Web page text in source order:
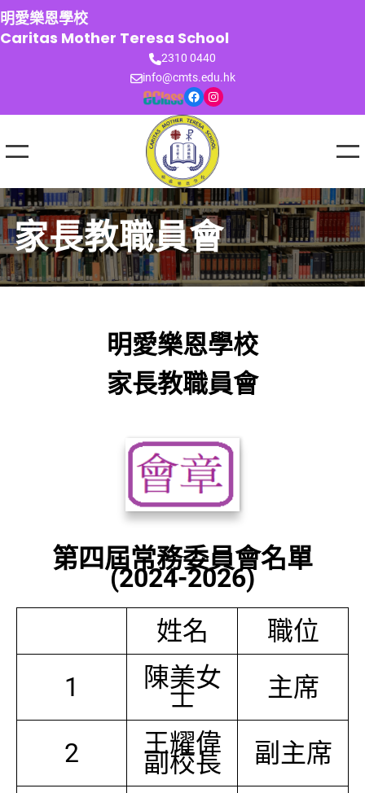
跳
至
主
明愛樂恩學校
Caritas Mother Teresa School
2310 0440
info@cmts.edu.hk
Facebook Instagram
家長教職員會
明愛樂恩學校
家長教職員會
第四屆常務委員會名單
(2024-2026)
姓名
職位
1
陳美女
士 主席
2 王耀偉
副校長 副主席